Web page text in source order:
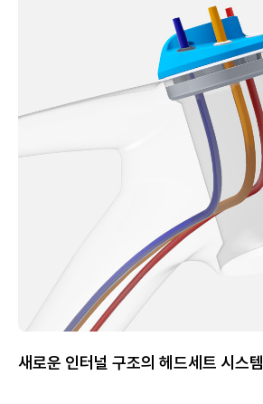
새로운 인터널 구조의 헤드세트 시스템